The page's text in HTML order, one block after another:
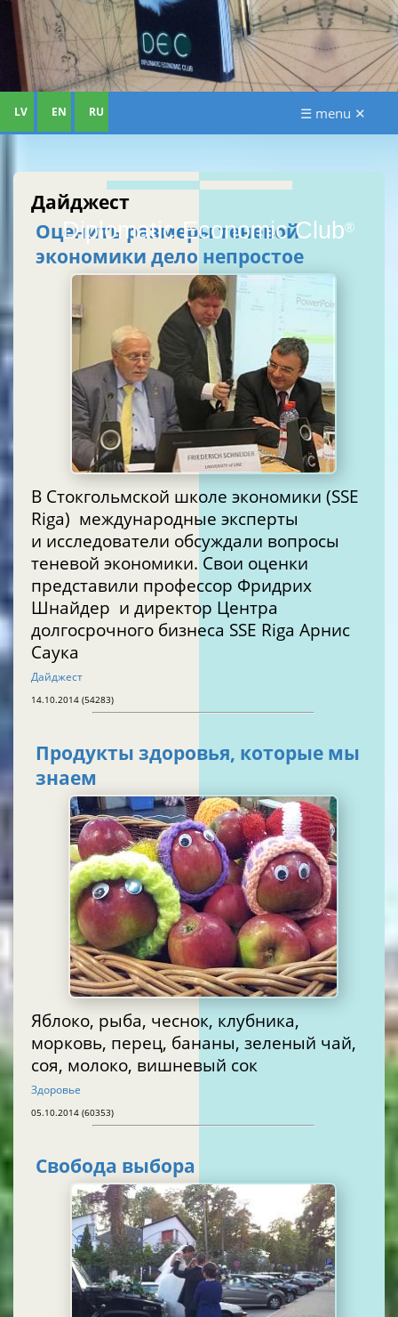
Diplomatic Economic Club®
LV EN RU ☰ menu ✕
Дайджест
Оценить размеры теневой
экономики дело непростое
В Стокгольмской школе экономики (SSE
Riga) международные эксперты
и исследователи обсуждали вопросы
теневой экономики. Свои оценки
представили профессор Фридрих
Шнайдер и директор Центра
долгосрочного бизнеса SSE Riga Арнис
Саука
Дайджест
14.10.2014 (54283)
Продукты здоровья, которые мы
знаем
Яблоко, рыба, чеснок, клубника,
морковь, перец, бананы, зеленый чай,
соя, молоко, вишневый сок
Здоровье
05.10.2014 (60353)
Свобода выбора